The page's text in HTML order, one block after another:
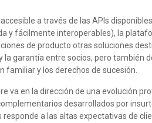
a través de las APIs
y fácilmente interoperables), la
de producto otras soluciones
garantía entre socios, pero también
familiar y los derechos de sucesión.
va en la dirección de una evolución
desarrollados por
a las altas expectativas de